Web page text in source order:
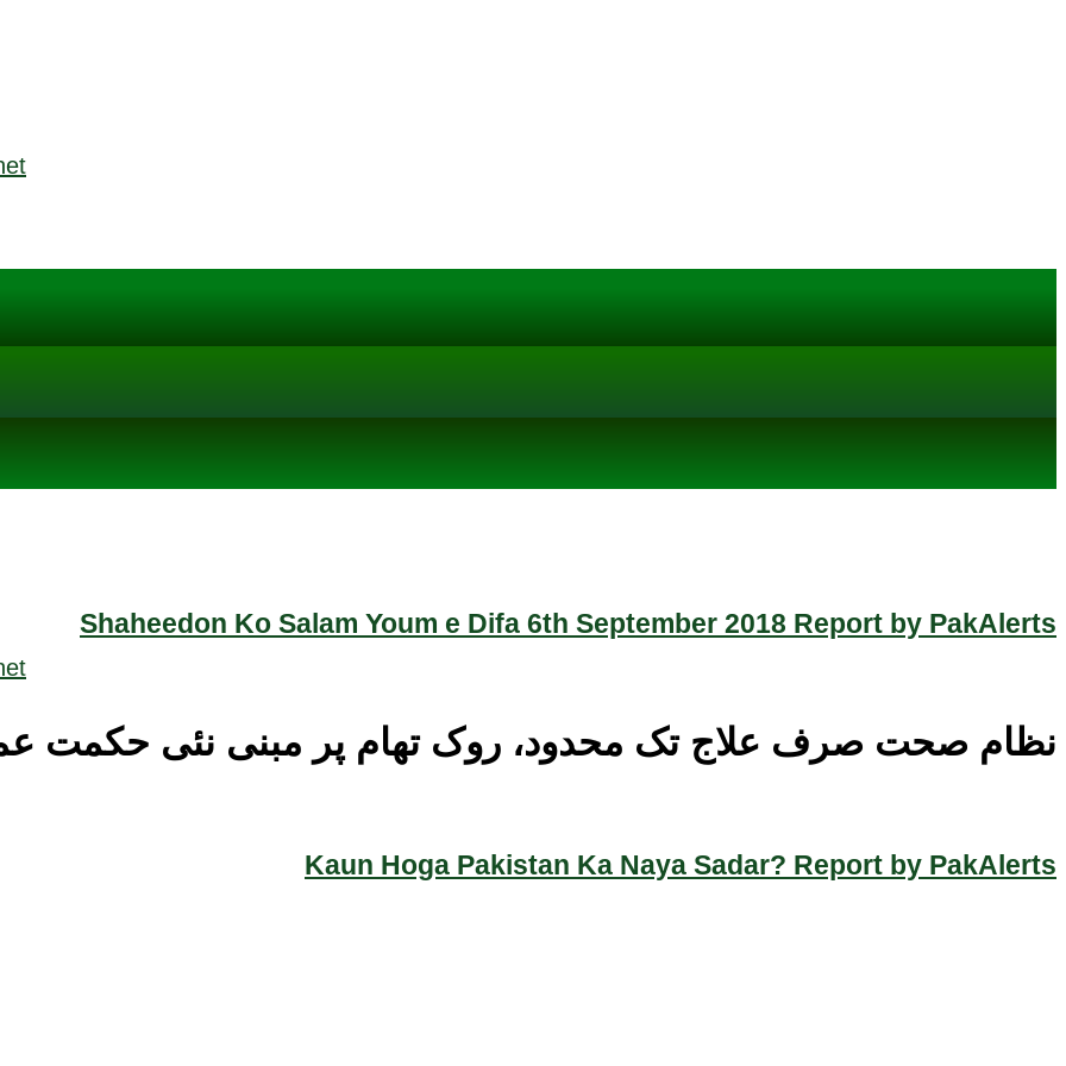
Shaheedon Ko Salam Youm e Difa 6th September 2018 Report by PakAlerts
Kaun Hoga Pakistan Ka Naya Sadar? Report by PakAlerts
نظام صحت صرف علاج تک محدود، روک تھام پر مبنی نئی حکمت